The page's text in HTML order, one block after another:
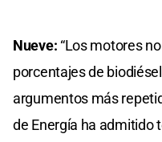
Nueve: “Los motores
porcentajes de
argumentos más
de Energía ha admitido